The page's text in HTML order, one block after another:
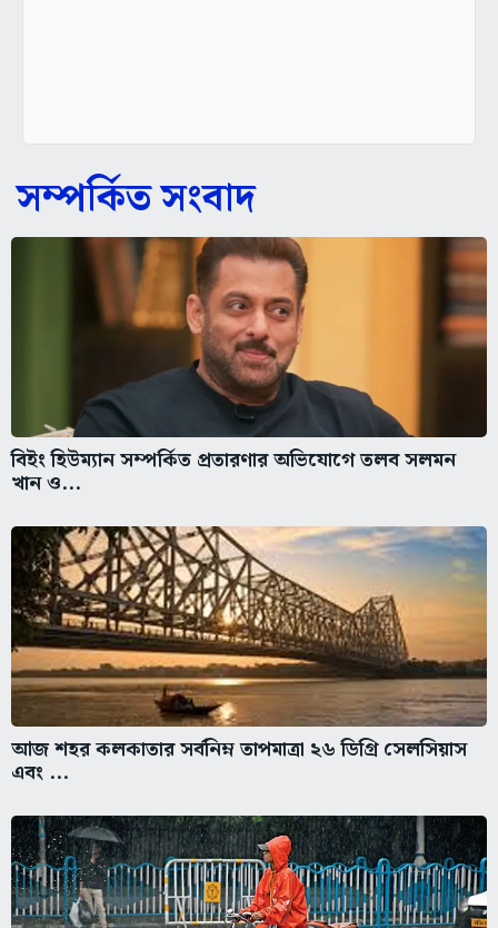
সম্পর্কিত সংবাদ
বিইং হিউম্যান সম্পর্কিত প্রতারণার অভিযোগে তলব সলমন
খান ও...
আজ শহর কলকাতার সর্বনিম্ন তাপমাত্রা ২৬ ডিগ্রি সেলসিয়াস
এবং ...